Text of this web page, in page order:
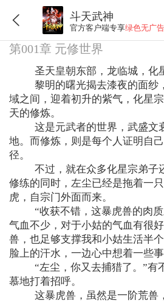
斗天武神
官方客户端专享绿色无广
第001章 元修世界
圣天皇朝东部，龙临城，化星
黎明的曙光揭去漆夜的面纱
域之间，迎着初升的紫气，化星
天的修炼。
这是元武者的世界，武盛文
地。而修炼，则是每个人证明自
径。
不过，就在众多化星宗弟子
修练的同时，左尘已经是拖着一
虎，自宗门外面而来。
“收获不错，这暴虎兽的肉质
气血不少，对于小姑的气血有很
兽，也足够支撑我和小姑生活半
脸上的汗水，一边心中想着一些
“左尘，你又去捕猎了。”有
慕地打着招呼。
这暴虎兽，虽然是一阶荒兽